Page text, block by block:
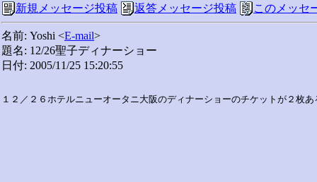
新規メッセージ投稿 返答メッセージ投稿 このメッセ
名前: Yoshi <E-mail>
題名: 12/26聖子ディナーショー
日付: 2005/11/25 15:20:55